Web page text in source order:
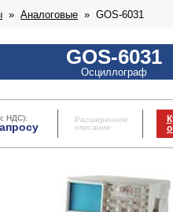
Аналоговые GOS-6031
GOS-6031
Осциллограф
НДС):
Расширенное
описание